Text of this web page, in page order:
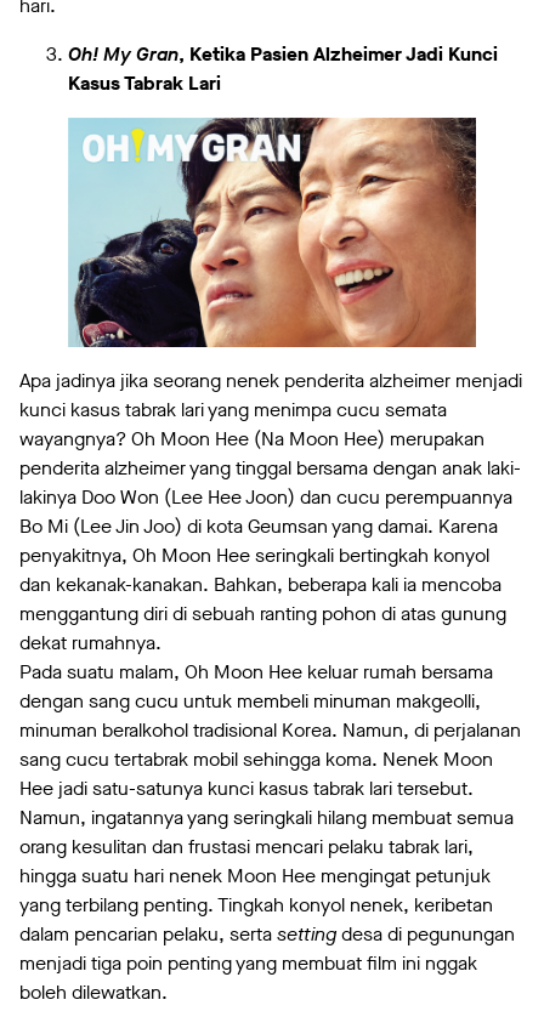
hari.
Oh! My Gran, Ketika Pasien Alzheimer Jadi Kunci
Kasus Tabrak Lari
Apa jadinya jika seorang nenek penderita alzheimer menjadi
kunci kasus tabrak lari yang menimpa cucu semata
wayangnya? Oh Moon Hee (Na Moon Hee) merupakan
penderita alzheimer yang tinggal bersama dengan anak laki-
lakinya Doo Won (Lee Hee Joon) dan cucu perempuannya
Bo Mi (Lee Jin Joo) di kota Geumsan yang damai. Karena
penyakitnya, Oh Moon Hee seringkali bertingkah konyol
dan kekanak-kanakan. Bahkan, beberapa kali ia mencoba
menggantung diri di sebuah ranting pohon di atas gunung
dekat rumahnya.
Pada suatu malam, Oh Moon Hee keluar rumah bersama
dengan sang cucu untuk membeli minuman makgeolli,
minuman beralkohol tradisional Korea. Namun, di perjalanan
sang cucu tertabrak mobil sehingga koma. Nenek Moon
Hee jadi satu-satunya kunci kasus tabrak lari tersebut.
Namun, ingatannya yang seringkali hilang membuat semua
orang kesulitan dan frustasi mencari pelaku tabrak lari,
hingga suatu hari nenek Moon Hee mengingat petunjuk
yang terbilang penting. Tingkah konyol nenek, keribetan
dalam pencarian pelaku, sertasettingdesa di pegunungan
menjadi tiga poin penting yang membuat film ini nggak
boleh dilewatkan.